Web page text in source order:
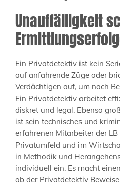
Unauffälligkeit
Ein Privatdetektiv ist kein
auf anfahrende Züge oder
Verdächtigen auf, um nach
Ein Privatdetektiv arbeitet
diskret und legal. Ebenso
ist sein technisches und
erfahrenen Mitarbeiter der
Privatumfeld und im
in Methodik und
individuell ein. Es macht
ob der Privatdetektiv